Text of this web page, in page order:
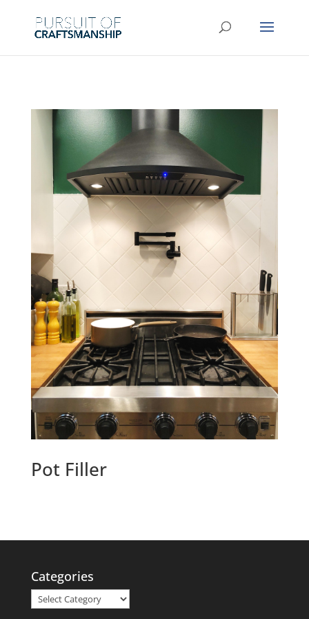
Pot Filler
Categories
Categories